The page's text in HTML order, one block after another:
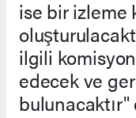
ise bir izleme
ilgili
edecek ve